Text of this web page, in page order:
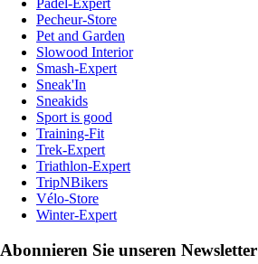
Padel-Expert
Pecheur-Store
Pet and Garden
Slowood Interior
Smash-Expert
Sneak'In
Sneakids
Sport is good
Training-Fit
Trek-Expert
Triathlon-Expert
TripNBikers
Vélo-Store
Winter-Expert
Abonnieren Sie unseren Newsletter